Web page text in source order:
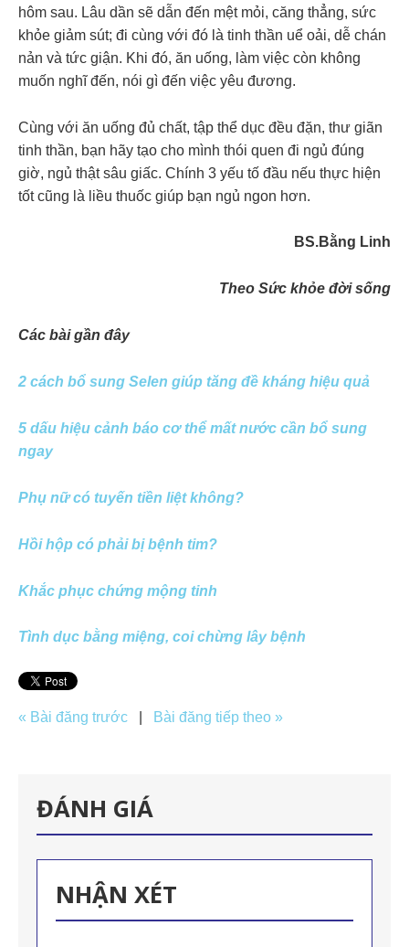
hôm sau. Lâu dần sẽ dẫn đến mệt mỏi, căng thẳng, sức
khỏe giảm sút; đi cùng với đó là tinh thần uể oải, dễ chán
nản và tức giận. Khi đó, ăn uống, làm việc còn không
muốn nghĩ đến, nói gì đến việc yêu đương.
Cùng với ăn uống đủ chất, tập thể dục đều đặn, thư giãn
tinh thần, bạn hãy tạo cho mình thói quen đi ngủ đúng
giờ, ngủ thật sâu giấc. Chính 3 yếu tố đầu nếu thực hiện
tốt cũng là liều thuốc giúp bạn ngủ ngon hơn.
BS.Bằng Linh
Theo Sức khỏe đời sống
Các bài gần đây
2 cách bổ sung Selen giúp tăng đề kháng hiệu quả
5 dấu hiệu cảnh báo cơ thể mất nước cần bổ sung
ngay
Phụ nữ có tuyến tiền liệt không?
Hồi hộp có phải bị bệnh tim?
Khắc phục chứng mộng tinh
Tình dục bằng miệng, coi chừng lây bệnh
« Bài đăng trước Bài đăng tiếp theo »
ĐÁNH GIÁ
NHẬN XÉT